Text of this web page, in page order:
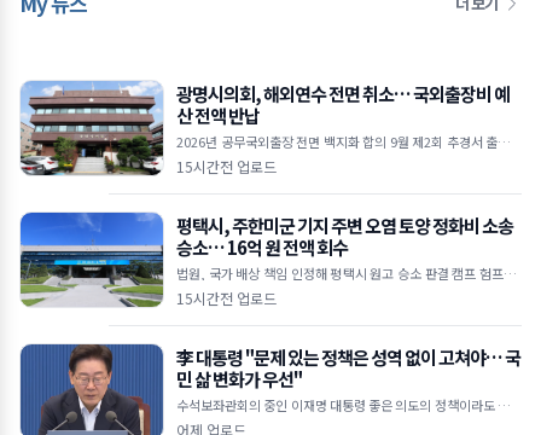
광명시의회, 해외연수 전면 취소… 국외출장비 예
산 전액 반납
2026년 공무국외출장 전면 백지화 합의 9월 제2회 추경서 출장비
예산 전액 감액 절감된 예산, 소상공인 및 민생경제 회복에 투입 ■
15시간전 업로드
평택시, 주한미군 기지 주변 오염 토양 정화비 소송
승소… 16억 원 전액 회수
법원, 국가 배상 책임 인정해 평택시 원고 승소 판결 캠프 험프리·
오산에어베이스 일대 2,460㎥ 토양 정화 비용 회수 한미 SOFA 및
15시간전 업로드
李 대통령 "문제 있는 정책은 성역 없이 고쳐야… 국
민 삶 변화가 우선"
수석보좌관회의 중인 이재명 대통령 좋은 의도의 정책이라도 피해
주면 무용지물 임기 1,400일 남아… 체감 성과 내는 적극 행정 당
어제 업로드